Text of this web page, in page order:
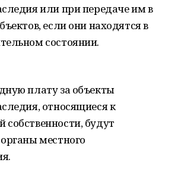
или при передаче им в
если они находятся в
состоянии.
плату за объекты
относящиеся к
будут
местного